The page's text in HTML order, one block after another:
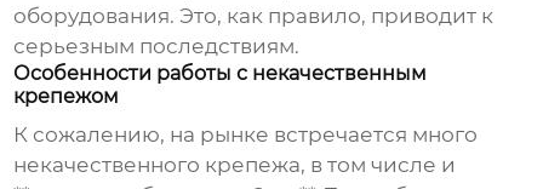
оборудования. Это, как правило, приводит к
серьезным последствиям.
Особенности работы с некачественным
крепежом
К сожалению, на рынке встречается много
некачественного крепежа, в том числе и